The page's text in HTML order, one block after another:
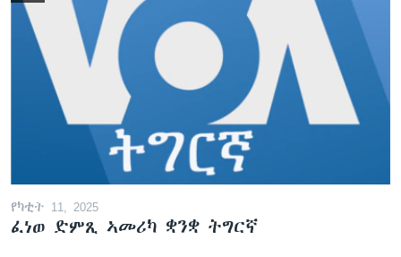
የካቲት 11, 2025
ፈነወ ድምጺ ኣመሪካ ቋንቋ ትግርኛ